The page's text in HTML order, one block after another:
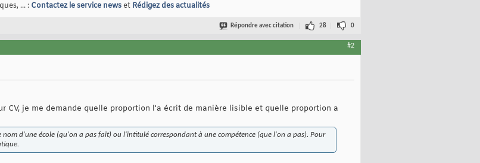
... : Contactez le service newset Rédigez des actualités
Répondre avec citation 28 0
#2
CV, je me demande quelle proportion l'a écrit de manière lisible et quelle proportion a
nom d'une école (qu'on a pas fait) ou l'intitulé correspondant à une compétence (que l'on a pas). Pour